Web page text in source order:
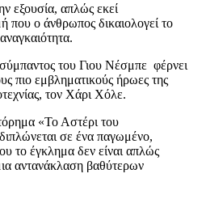
εξουσία, απλώς εκεί
που ο άνθρωπος δικαιολογεί το
του Γιου Νέσμπε φέρνει
πιο εμβληματικούς ήρωες της
τον Χάρι Χόλε.
«Το Αστέρι του
σε ένα παγωμένο,
το έγκλημα δεν είναι απλώς
αντανάκλαση βαθύτερων